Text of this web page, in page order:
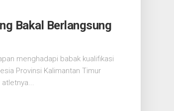
Bakal Berlangsung
menghadapi babak kualifikasi
Provinsi Kalimantan Timur